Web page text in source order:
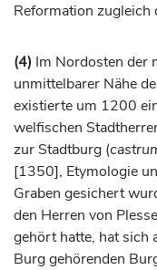
Reformation zugleich
(4) Im Nordosten der
unmittelbarer Nähe
existierte um 1200
welfischen
zur Stadtburg (
[1350], Etymologie
Graben gesichert
den Herren von
gehört hatte, hat sich
Burg gehörenden